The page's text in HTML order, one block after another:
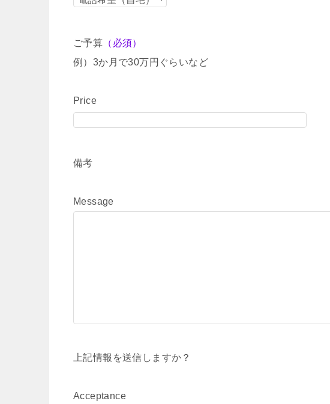
ご予算 （必須）
例）3か月で30万円ぐらいなど
Price
備考
Message
上記情報を送信しますか？
Acceptance